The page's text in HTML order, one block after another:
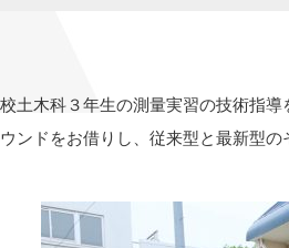
土木科３年生の測量実習の技術指導
ンドをお借りし、従来型と最新型